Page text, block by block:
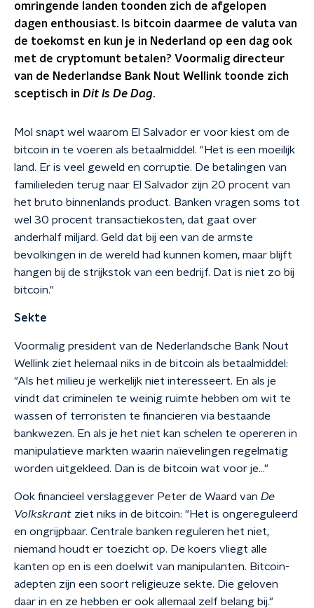
omringende landen toonden zich de afgelopen
dagen enthousiast. Is bitcoin daarmee de valuta van
de toekomst en kun je in Nederland op een dag ook
met de cryptomunt betalen? Voormalig directeur
van de Nederlandse Bank Nout Wellink toonde zich
sceptisch in Dit Is De Dag.
Mol snapt wel waarom El Salvador er voor kiest om de
bitcoin in te voeren als betaalmiddel. "Het is een moeilijk
land. Er is veel geweld en corruptie. De betalingen van
familieleden terug naar El Salvador zijn 20 procent van
het bruto binnenlands product. Banken vragen soms tot
wel 30 procent transactiekosten, dat gaat over
anderhalf miljard. Geld dat bij een van de armste
bevolkingen in de wereld had kunnen komen, maar blijft
hangen bij de strijkstok van een bedrijf. Dat is niet zo bij
bitcoin."
Sekte
Voormalig president van de Nederlandsche Bank Nout
Wellink ziet helemaal niks in de bitcoin als betaalmiddel:
"Als het milieu je werkelijk niet interesseert. En als je
vindt dat criminelen te weinig ruimte hebben om wit te
wassen of terroristen te financieren via bestaande
bankwezen. En als je het niet kan schelen te opereren in
manipulatieve markten waarin naïevelingen regelmatig
worden uitgekleed. Dan is de bitcoin wat voor je…"
Ook financieel verslaggever Peter de Waard van De
Volkskrant ziet niks in de bitcoin: "Het is ongereguleerd
en ongrijpbaar. Centrale banken reguleren het niet,
niemand houdt er toezicht op. De koers vliegt alle
kanten op en is een doelwit van manipulanten. Bitcoin-
adepten zijn een soort religieuze sekte. Die geloven
daar in en ze hebben er ook allemaal zelf belang bij."